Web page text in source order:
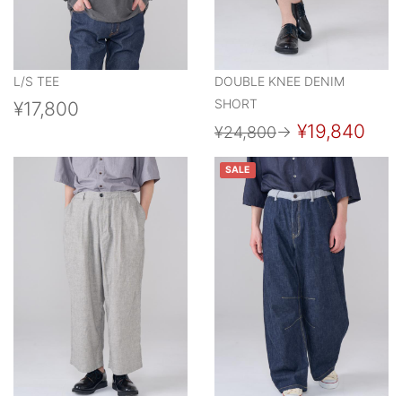
L/S TEE
¥17,800
DOUBLE KNEE DENIM
SHORT
¥24,800→ ¥19,840
SALE